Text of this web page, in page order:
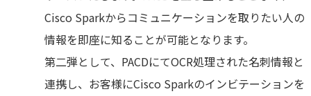
Cisco Sparkからコミュニケーションを取りたい人の
情報を即座に知ることが可能となります。
第二弾として、PACDにてOCR処理された名刺情報と
連携し、お客様にCisco Sparkのインビテーションを